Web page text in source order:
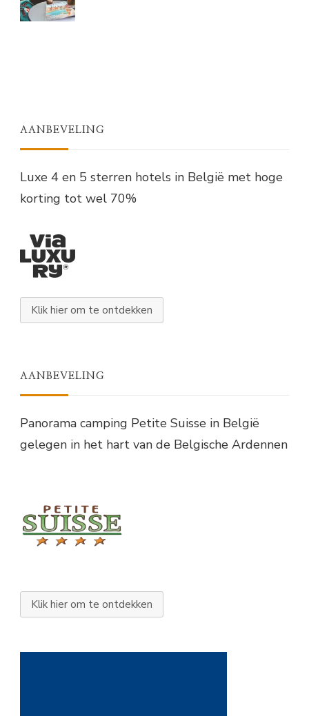
AANBEVELING
Luxe 4 en 5 sterren hotels in België met hoge
korting tot wel 70%
Klik hier om te ontdekken
AANBEVELING
Panorama camping Petite Suisse in België
gelegen in het hart van de Belgische Ardennen
Klik hier om te ontdekken